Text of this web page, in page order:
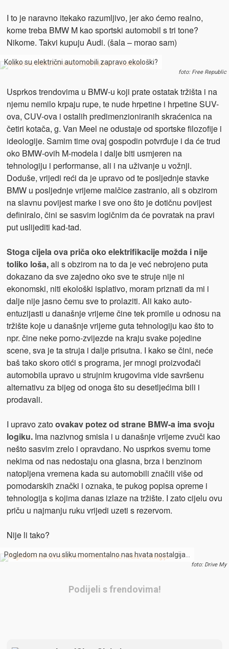
I to je naravno itekako razumljivo, jer ako ćemo realno,
kome treba BMW M kao sportski automobil s tri tone?
Nikome. Takvi kupuju Audi. (šala – morao sam)
Koliko su električni automobili zapravo ekološki?
foto: Free Republic
Usprkos trendovima u BMW-u koji prate ostatak tržišta i na
njemu nemilo krpaju rupe, te nude hrpetine i hrpetine SUV-
ova, CUV-ova i ostalih predimenzioniranih skraćenica na
četiri kotača, g. Van Meel ne odustaje od sportske filozofije i
ideologije. Samim time ovaj gospodin potvrđuje i da će trud
oko BMW-ovih M-modela i dalje biti usmjeren na
tehnologiju i performanse, ali i na uživanje u vožnji.
Doduše, vrijedi reći da je upravo od te posljednje stavke
BMW u posljednje vrijeme malčice zastranio, ali s obzirom
na slavnu povijest marke i sve ono što je dotičnu povijest
definiralo, čini se sasvim logičnim da će povratak na pravi
put uslijediti kad-tad.
Stoga cijela ova priča oko elektrifikacije možda i nije
toliko loša,ali s obzirom na to da je već nebrojeno puta
dokazano da sve zajedno oko sve te struje nije ni
ekonomski, niti ekološki isplativo, moram priznati da mi i
dalje nije jasno čemu sve to prolaziti. Ali kako auto-
entuzijasti u današnje vrijeme čine tek promile u odnosu na
tržište koje u današnje vrijeme guta tehnologiju kao što to
npr. čine neke porno-zvijezde na kraju svake pojedine
scene, sva je ta struja i dalje prisutna. I kako se čini, neće
baš tako skoro otići s programa, jer mnogi proizvođači
automobila upravo u strujnim krugovima vide savršenu
alternativu za bijeg od onoga što su desetljećima bili i
prodavali.
I upravo zatoovakav potez od strane BMW-a ima svoju
logiku.Ima nazivnog smisla i u današnje vrijeme zvuči kao
nešto sasvim zrelo i opravdano. No usprkos svemu tome
nekima od nas nedostaju ona glasna, brza i benzinom
natopljena vremena kada su automobili značili više od
pomodarskih znački i oznaka, te pukog popisa opreme i
tehnologija s kojima danas izlaze na tržište. I zato cijelu ovu
priču u najmanju ruku vrijedi uzeti s rezervom.
Nije li tako?
Pogledom na ovu sliku momentalno nas hvata nostalgija…
foto: Drive My
Podijeli s frendovima!